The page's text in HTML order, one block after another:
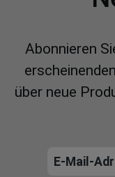
Abonnieren
über neue